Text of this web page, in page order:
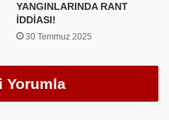
YANGINLARINDA RANT
İDDİASI!
30 Temmuz 2025
Yorumla